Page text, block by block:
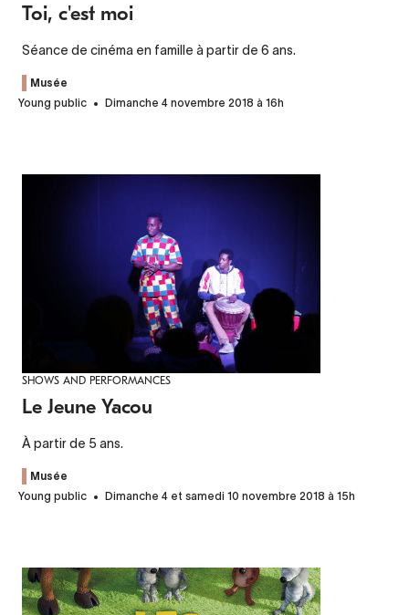
Toi, c'est moi
Séance de cinéma en famille à partir de 6 ans.
Musée
Young public
Dimanche 4 novembre 2018 à 16h
SHOWS AND PERFORMANCES
Le Jeune Yacou
À partir de 5 ans.
Musée
Young public
Dimanche 4 et samedi 10 novembre 2018 à 15h